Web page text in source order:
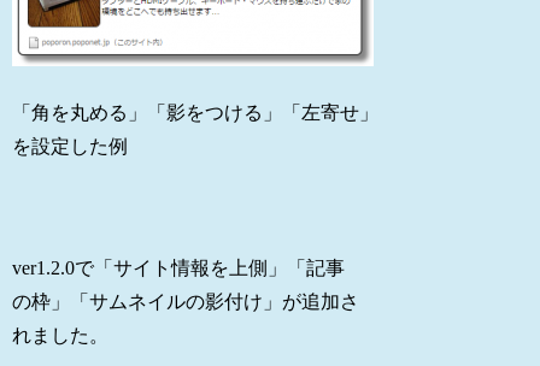
「角を丸める」「影をつける」「左寄せ」
を設定した例
ver1.2.0で「サイト情報を上側」「記事
の枠」「サムネイルの影付け」が追加さ
れました。